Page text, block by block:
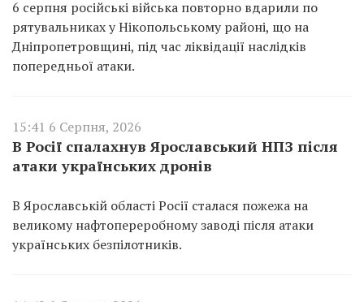
6 серпня російські війська повторно вдарили по
рятувальниках у Нікопольському районі, що на
Дніпропетровщині, під час ліквідації наслідків
попередньої атаки.
15:41 6 Серпня, 2026
В Росії спалахнув Ярославський НПЗ після
атаки українських дронів
В Ярославській області Росії сталася пожежа на
великому нафтопереробному заводі після атаки
українських безпілотників.